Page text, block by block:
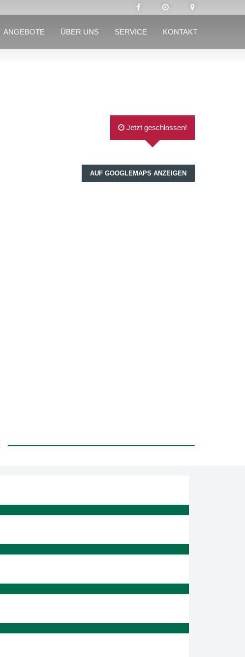
ANGEBOTE ÜBER UNS SERVICE KONTAKT
AUF GOOGLEMAPS ANZEIGEN
Jetzt geschlossen!